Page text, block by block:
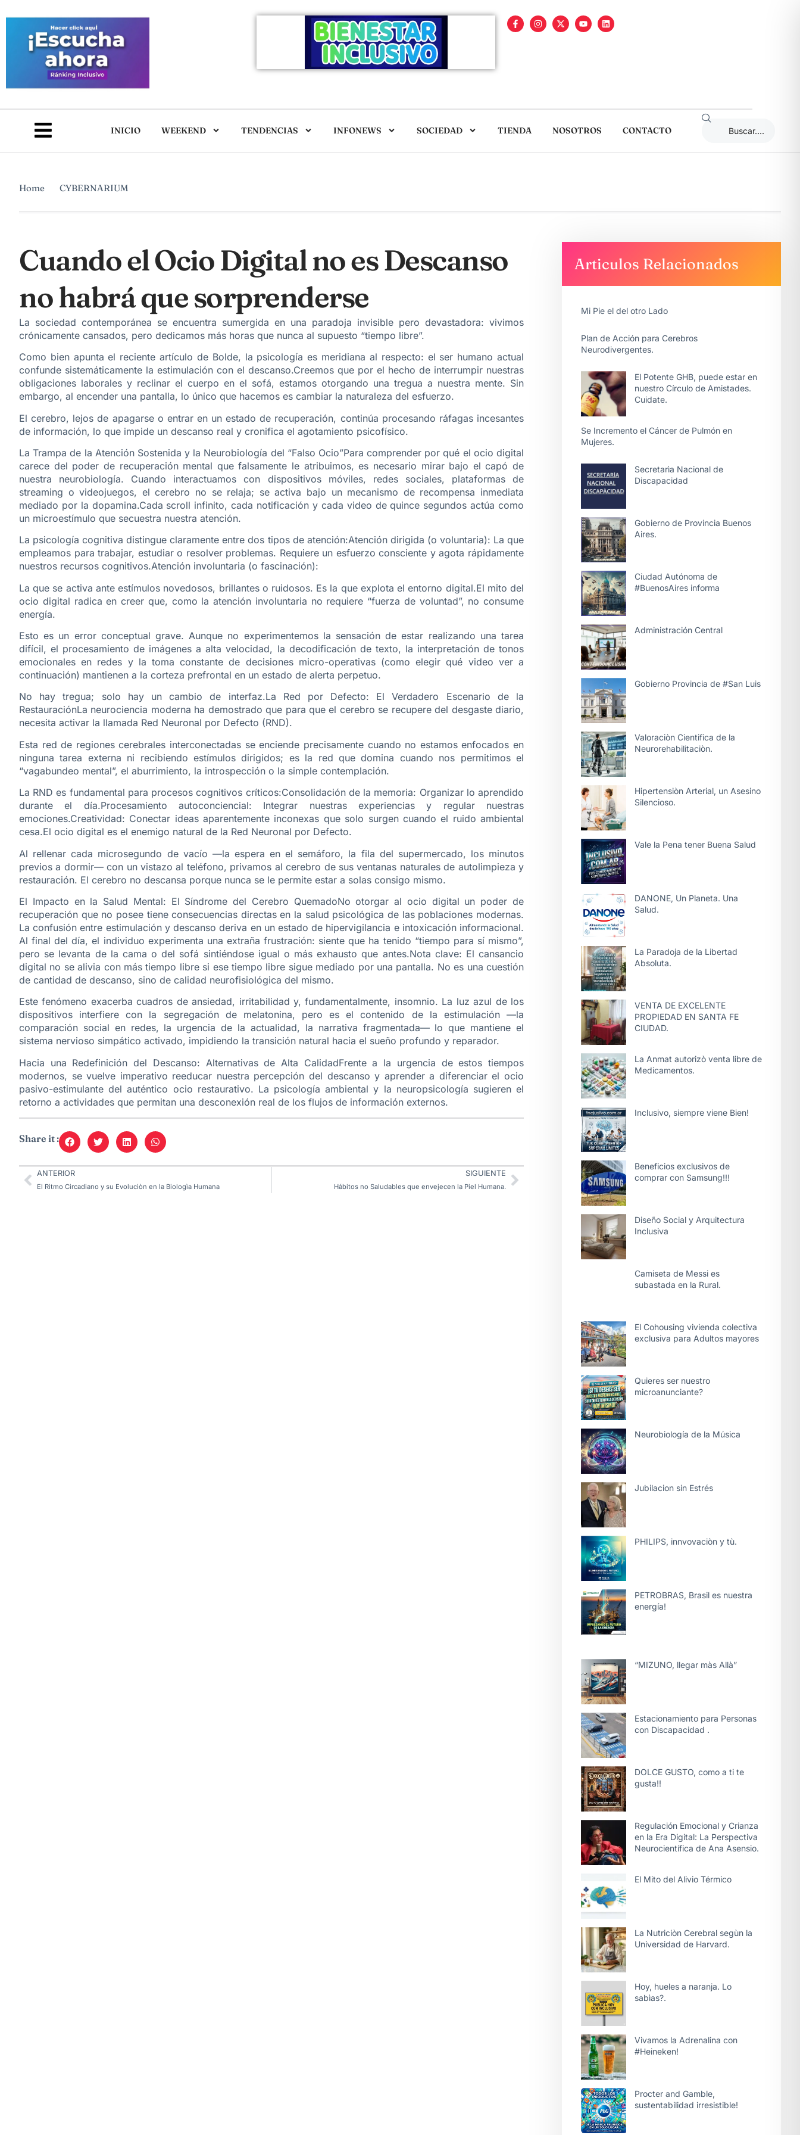
INICIO WEEKEND TENDENCIAS INFONEWS SOCIEDAD TIENDA NOSOTROS CONTACTO
Home CYBERNARIUM
Cuando el Ocio Digital no es Descanso
no habrá que sorprenderse
La sociedad contemporánea se encuentra sumergida en una paradoja invisible pero devastadora: vivimos
crónicamente cansados, pero dedicamos más horas que nunca al supuesto “tiempo libre”.
Como bien apunta el reciente artículo de Bolde, la psicología es meridiana al respecto: el ser humano actual
confunde sistemáticamente la estimulación con el descanso.Creemos que por el hecho de interrumpir nuestras
obligaciones laborales y reclinar el cuerpo en el sofá, estamos otorgando una tregua a nuestra mente. Sin
embargo, al encender una pantalla, lo único que hacemos es cambiar la naturaleza del esfuerzo.
El cerebro, lejos de apagarse o entrar en un estado de recuperación, continúa procesando ráfagas incesantes
de información, lo que impide un descanso real y cronifica el agotamiento psicofísico.
La Trampa de la Atención Sostenida y la Neurobiología del “Falso Ocio”Para comprender por qué el ocio digital
carece del poder de recuperación mental que falsamente le atribuimos, es necesario mirar bajo el capó de
nuestra neurobiología. Cuando interactuamos con dispositivos móviles, redes sociales, plataformas de
streaming o videojuegos, el cerebro no se relaja; se activa bajo un mecanismo de recompensa inmediata
mediado por la dopamina.Cada scroll infinito, cada notificación y cada video de quince segundos actúa como
un microestímulo que secuestra nuestra atención.
La psicología cognitiva distingue claramente entre dos tipos de atención:Atención dirigida (o voluntaria): La que
empleamos para trabajar, estudiar o resolver problemas. Requiere un esfuerzo consciente y agota rápidamente
nuestros recursos cognitivos.Atención involuntaria (o fascinación):
La que se activa ante estímulos novedosos, brillantes o ruidosos. Es la que explota el entorno digital.El mito del
ocio digital radica en creer que, como la atención involuntaria no requiere “fuerza de voluntad”, no consume
energía.
Esto es un error conceptual grave. Aunque no experimentemos la sensación de estar realizando una tarea
difícil, el procesamiento de imágenes a alta velocidad, la decodificación de texto, la interpretación de tonos
emocionales en redes y la toma constante de decisiones micro-operativas (como elegir qué video ver a
continuación) mantienen a la corteza prefrontal en un estado de alerta perpetuo.
No hay tregua; solo hay un cambio de interfaz.La Red por Defecto: El Verdadero Escenario de la
RestauraciónLa neurociencia moderna ha demostrado que para que el cerebro se recupere del desgaste diario,
necesita activar la llamada Red Neuronal por Defecto (RND).
Esta red de regiones cerebrales interconectadas se enciende precisamente cuando no estamos enfocados en
ninguna tarea externa ni recibiendo estímulos dirigidos; es la red que domina cuando nos permitimos el
“vagabundeo mental”, el aburrimiento, la introspección o la simple contemplación.
La RND es fundamental para procesos cognitivos críticos:Consolidación de la memoria: Organizar lo aprendido
durante el día.Procesamiento autoconciencial: Integrar nuestras experiencias y regular nuestras
emociones.Creatividad: Conectar ideas aparentemente inconexas que solo surgen cuando el ruido ambiental
cesa.El ocio digital es el enemigo natural de la Red Neuronal por Defecto.
Al rellenar cada microsegundo de vacío —la espera en el semáforo, la fila del supermercado, los minutos
previos a dormir— con un vistazo al teléfono, privamos al cerebro de sus ventanas naturales de autolimpieza y
restauración. El cerebro no descansa porque nunca se le permite estar a solas consigo mismo.
El Impacto en la Salud Mental: El Síndrome del Cerebro QuemadoNo otorgar al ocio digital un poder de
recuperación que no posee tiene consecuencias directas en la salud psicológica de las poblaciones modernas.
La confusión entre estimulación y descanso deriva en un estado de hipervigilancia e intoxicación informacional.
Al final del día, el individuo experimenta una extraña frustración: siente que ha tenido “tiempo para sí mismo”,
pero se levanta de la cama o del sofá sintiéndose igual o más exhausto que antes.Nota clave: El cansancio
digital no se alivia con más tiempo libre si ese tiempo libre sigue mediado por una pantalla. No es una cuestión
de cantidad de descanso, sino de calidad neurofisiológica del mismo.
Este fenómeno exacerba cuadros de ansiedad, irritabilidad y, fundamentalmente, insomnio. La luz azul de los
dispositivos interfiere con la segregación de melatonina, pero es el contenido de la estimulación —la
comparación social en redes, la urgencia de la actualidad, la narrativa fragmentada— lo que mantiene el
sistema nervioso simpático activado, impidiendo la transición natural hacia el sueño profundo y reparador.
Hacia una Redefinición del Descanso: Alternativas de Alta CalidadFrente a la urgencia de estos tiempos
modernos, se vuelve imperativo reeducar nuestra percepción del descanso y aprender a diferenciar el ocio
pasivo-estimulante del auténtico ocio restaurativo. La psicología ambiental y la neuropsicología sugieren el
retorno a actividades que permitan una desconexión real de los flujos de información externos.
Share it :
ANTERIOR
El Ritmo Circadiano y su Evoluciòn en la Biologìa Humana
SIGUIENTE
Hábitos no Saludables que envejecen la Piel Humana.
Articulos Relacionados
Mi Pie el del otro Lado
Plan de Acción para Cerebros
Neurodivergentes.
El Potente GHB, puede estar en
nuestro Círculo de Amistades.
Cuidate.
Se Incremento el Cáncer de Pulmón en
Mujeres.
Secretarìa Nacional de
Discapacidad
Gobierno de Provincia Buenos
Aires.
Ciudad Autónoma de
#BuenosAires informa
Administración Central
Gobierno Provincia de #San Luis
Valoraciòn Cientifica de la
Neurorehabilitaciòn.
Hipertensiòn Arterial, un Asesino
Silencioso.
Vale la Pena tener Buena Salud
DANONE, Un Planeta. Una
Salud.
La Paradoja de la Libertad
Absoluta.
VENTA DE EXCELENTE
PROPIEDAD EN SANTA FE
CIUDAD.
La Anmat autorizò venta libre de
Medicamentos.
Inclusivo, siempre viene Bien!
Beneficios exclusivos de
comprar con Samsung!!!
Diseño Social y Arquitectura
Inclusiva
Camiseta de Messi es
subastada en la Rural.
El Cohousing vivienda colectiva
exclusiva para Adultos mayores
Quieres ser nuestro
microanunciante?
Neurobiología de la Música
Jubilacion sin Estrés
PHILIPS, innvovaciòn y tù.
PETROBRAS, Brasil es nuestra
energía!
“MIZUNO, llegar màs Allà”
Estacionamiento para Personas
con Discapacidad .
DOLCE GUSTO, como a ti te
gusta!!
Regulación Emocional y Crianza
en la Era Digital: La Perspectiva
Neurocientífica de Ana Asensio.
El Mito del Alivio Térmico
La Nutriciòn Cerebral segùn la
Universidad de Harvard.
Hoy, hueles a naranja. Lo
sabìas?.
Vivamos la Adrenalina con
#Heineken!
Procter and Gamble,
sustentabilidad irresistible!